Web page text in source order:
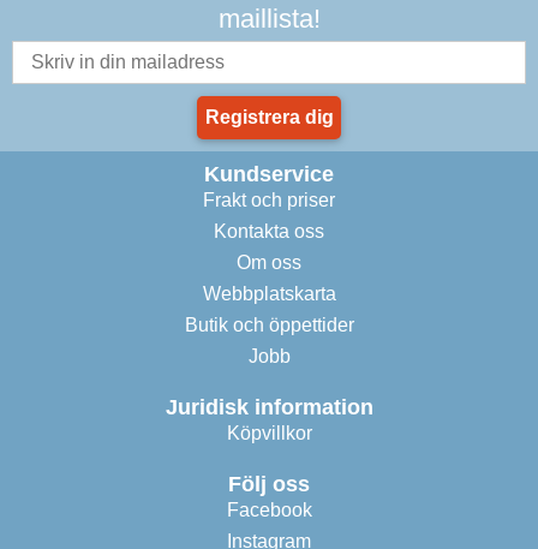
maillista!
Registrera dig
Kundservice
Frakt och priser
Kontakta oss
Om oss
Webbplatskarta
Butik och öppettider
Jobb
Juridisk information
Köpvillkor
Följ oss
Facebook
Instagram